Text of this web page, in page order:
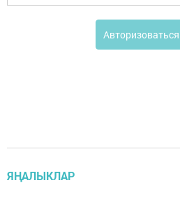
Авторизоваться
ЯҢАЛЫКЛАР